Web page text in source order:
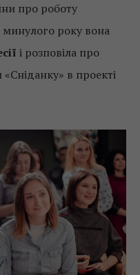
про роботу
року вона
і розповіла про
в проекті